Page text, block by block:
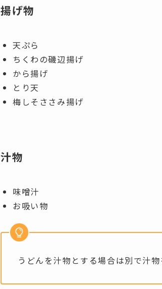
揚げ物
天ぷら
ちくわの磯辺揚げ
から揚げ
とり天
梅しそささみ揚げ
汁物
味噌汁
お吸い物
うどんを汁物とする場合は別で汁